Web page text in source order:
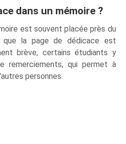
dans un mémoire ?
est souvent placée près du
que la page de dédicace est
brève, certains étudiants y
remerciements, qui permet à
personnes.